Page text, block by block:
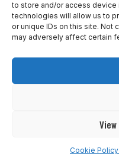
to store and/or access
technologies will allow us to
or unique IDs on this site. Not
may adversely affect certain
Cookie Policy
24 de julho de 2026
MONSTER HUNTER
REVELA NOVOS
FRANQUIA
24 de julho de 2026
MARVEL’S WOLVERINE